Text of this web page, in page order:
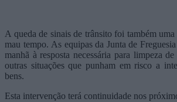
A queda de sinais de trânsito foi também uma
mau tempo. As equipas da Junta de
manhã à resposta necessária para limpeza
outras situações que punham em risco a
bens.
Esta intervenção terá continuidade nos